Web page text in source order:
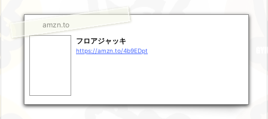
amzn.to
フロアジャッキ
https://amzn.to/4b9EDpt